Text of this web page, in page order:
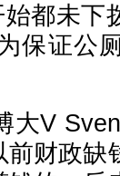
都未下
保证公
V
财政缺